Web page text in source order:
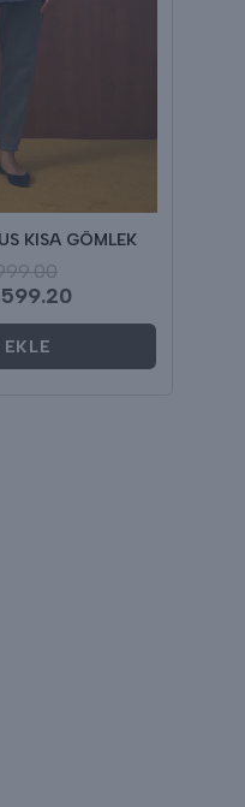
KISA GÖMLEK